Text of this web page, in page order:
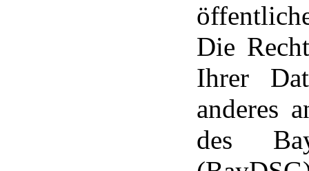
Die
Ihrer
anderes
des